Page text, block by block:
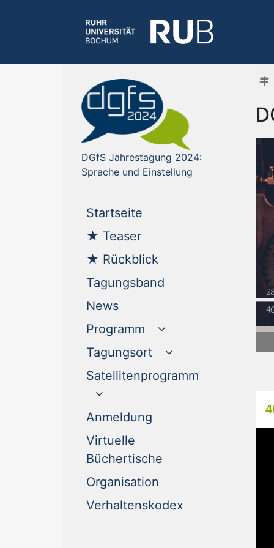
DGfS Jahrestagung 2024:
Sprache und Einstellung
Startseite
★ Teaser(current)
★ Rückblick
Tagungsband
News(current)
Programm
Tagungsort
Satellitenprogramm
Anmeldung
Virtuelle
Büchertische
Organisation
Verhaltenskodex